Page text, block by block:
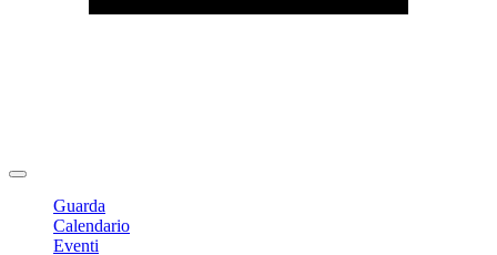
Guarda
Calendario
Eventi